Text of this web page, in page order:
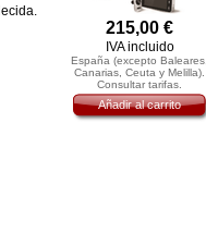
215,00 €
IVA incluido
España (excepto Baleares,
Canarias, Ceuta y Melilla).
Consultar tarifas.
Añadir al carrito